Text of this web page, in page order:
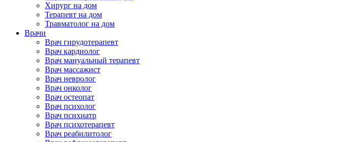
Хирург на дом
Терапевт на дом
Травматолог на дом
Врачи
Врач гирудотерапевт
Врач кардиолог
Врач мануальный терапевт
Врач массажист
Врач невролог
Врач онколог
Врач остеопат
Врач психолог
Врач психиатр
Врач психотерапевт
Врач реабилитолог